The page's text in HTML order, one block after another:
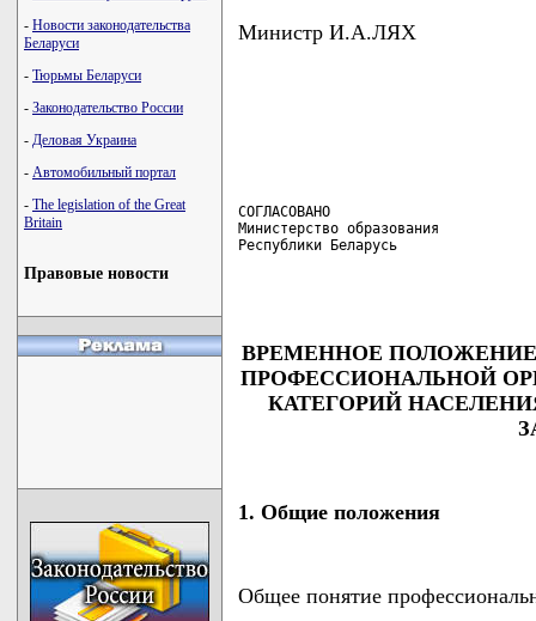
- Новости законодательства
Беларуси
- Тюрьмы Беларуси
- Законодательство России
- Деловая Украина
- Автомобильный портал
- The legislation of the Great
Britain
Правовые новости
Министр И.А.ЛЯХ
СОГЛАСОВАНО
Министерство образования
Республики Беларусь
ВРЕМЕННОЕ
ПРОФЕССИОНАЛЬНОЙ
КАТЕГОРИЙ
1. Общие положения
Общее понятие